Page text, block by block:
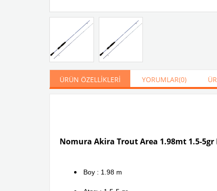
ÜRÜN ÖZELLIKLERI YORUMLAR(0)
Nomura Akira Trout Area 1.98mt 1.5-5gr
Boy : 1.98 m